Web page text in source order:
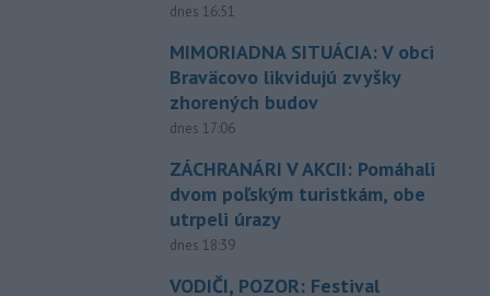
dnes 16:51
MIMORIADNA SITUÁCIA: V obci
Braväcovo likvidujú zvyšky
zhorených budov
dnes 17:06
ZÁCHRANÁRI V AKCII: Pomáhali
dvom poľským turistkám, obe
utrpeli úrazy
dnes 18:39
VODIČI, POZOR: Festival